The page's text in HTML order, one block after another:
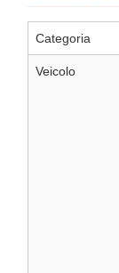
Categoria
Veicolo